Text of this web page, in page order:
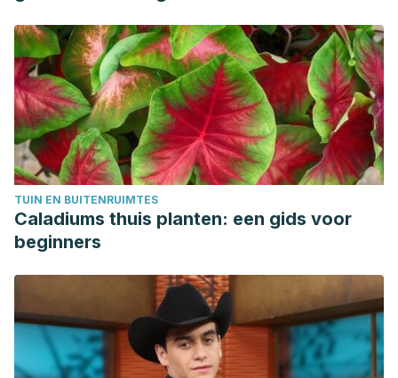
TUIN EN BUITENRUIMTES
Caladiums thuis planten: een gids voor
beginners